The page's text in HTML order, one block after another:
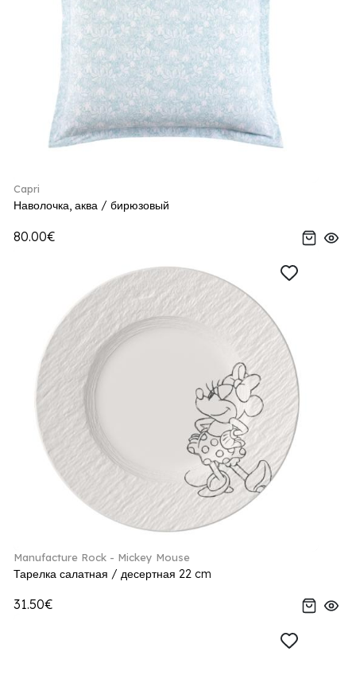
Capri
Наволочка, аква / бирюзовый
80.00€
Manufacture Rock - Mickey Mouse
Тарелка салатная / десертная 22 cm
31.50€